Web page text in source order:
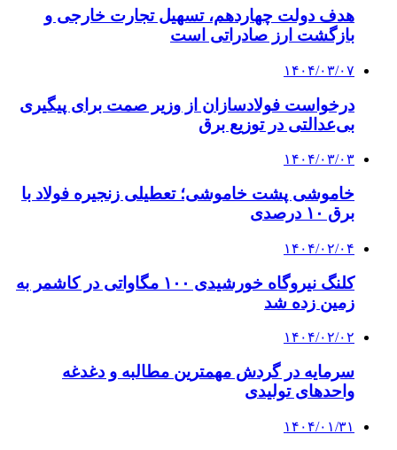
هدف دولت چهاردهم، تسهیل تجارت خارجی و
بازگشت ارز صادراتی است
۱۴۰۴/۰۳/۰۷
درخواست فولادسازان از وزیر صمت برای پیگیری
بی‌عدالتی در توزیع برق
۱۴۰۴/۰۳/۰۳
خاموشی پشت خاموشی؛ تعطیلی زنجیره‌ فولاد با
برق ۱۰ درصدی
۱۴۰۴/۰۲/۰۴
کلنگ نیروگاه خورشیدی ۱۰۰ مگاواتی در کاشمر به
زمین زده شد
۱۴۰۴/۰۲/۰۲
سرمایه در گردش مهمترین مطالبه و دغدغه
واحدهای تولیدی
۱۴۰۴/۰۱/۳۱